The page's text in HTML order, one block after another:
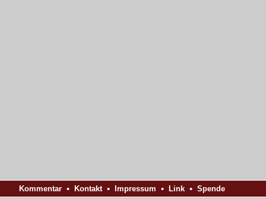
Kommentar • Kontakt • Impressum • Link • Spende